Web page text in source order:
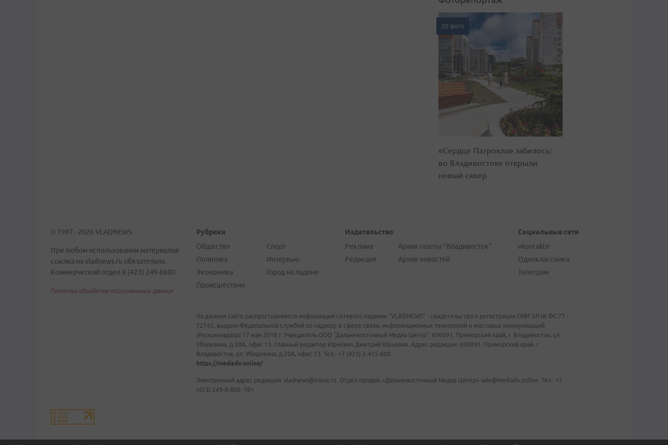
20 фото
«Сердце Патрокла» забилось:
во Владивостоке открыли
новый сквер
© 1997 - 2026 VLADNEWS
При любом использовании материалов
ссылка на vladnews.ru обязательна.
Коммерческий отдел 8 (423) 249-8800
Политика обработки персональных данных
Рубрики
Общество
Политика
Экономика
Происшествия
Спорт
Интервью
Город на ладони
Издательство
Реклама
Редакция
Архив газеты "Владивосток"
Архив новостей
Социальные сети
vkontakte
Одноклассники
Телеграм
На данном сайте распространяется информация сетевого издания "VLADNEWS" - свидетельство о регистрации СМИ ЭЛ № ФС 77 -
72742, выдано Федеральной службой по надзору в сфере связи, информационных технологий и массовых коммуникаций
(Роскомнадзор) 17 мая 2018 г. Учредитель ООО "Дальневосточный Медиа Центр". 690091, Приморский край, г. Владивосток, ул.
Уборевича, д.20А, офис 13. Главный редактор Юркевич Дмитрий Юрьевич. Адрес редакции: 690091, Приморский край, г.
Владивосток, ул. Уборевича, д.20А, офис 13. Тел.: +7 (423) 2-415-600.
https://mediadv.online/
Электронный адрес редакции: vladnews@inbox.ru. Отдел продаж «Дальневосточный Медиа Центр» sale@mediadv.online. Тел.: +7
(423) 249-8-800. 18+